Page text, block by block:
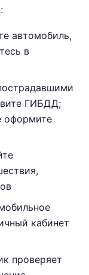
автомобиль,
в
ГИБДД;
оформите
кабинет
проверяет